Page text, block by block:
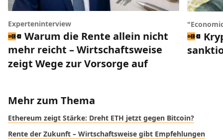
Experteninterview
Warum die Rente allein nicht
mehr reicht – Wirtschaftsweise
zeigt Wege zur Vorsorge auf
Mehr zum Thema
Ethereum zeigt Stärke: Dreht ETH jetzt gegen Bitcoin?
Rente der Zukunft – Wirtschaftsweise gibt Empfehlungen